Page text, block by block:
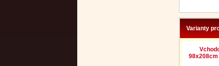
Varianty